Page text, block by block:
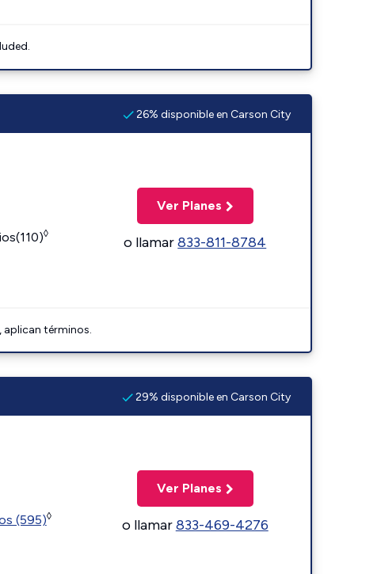
26% disponible en Carson City
◊
Ver Planes
o llamar833-811-8784
aplican términos.
29% disponible en Carson City
(595)◊
Ver Planes
o llamar833-469-4276